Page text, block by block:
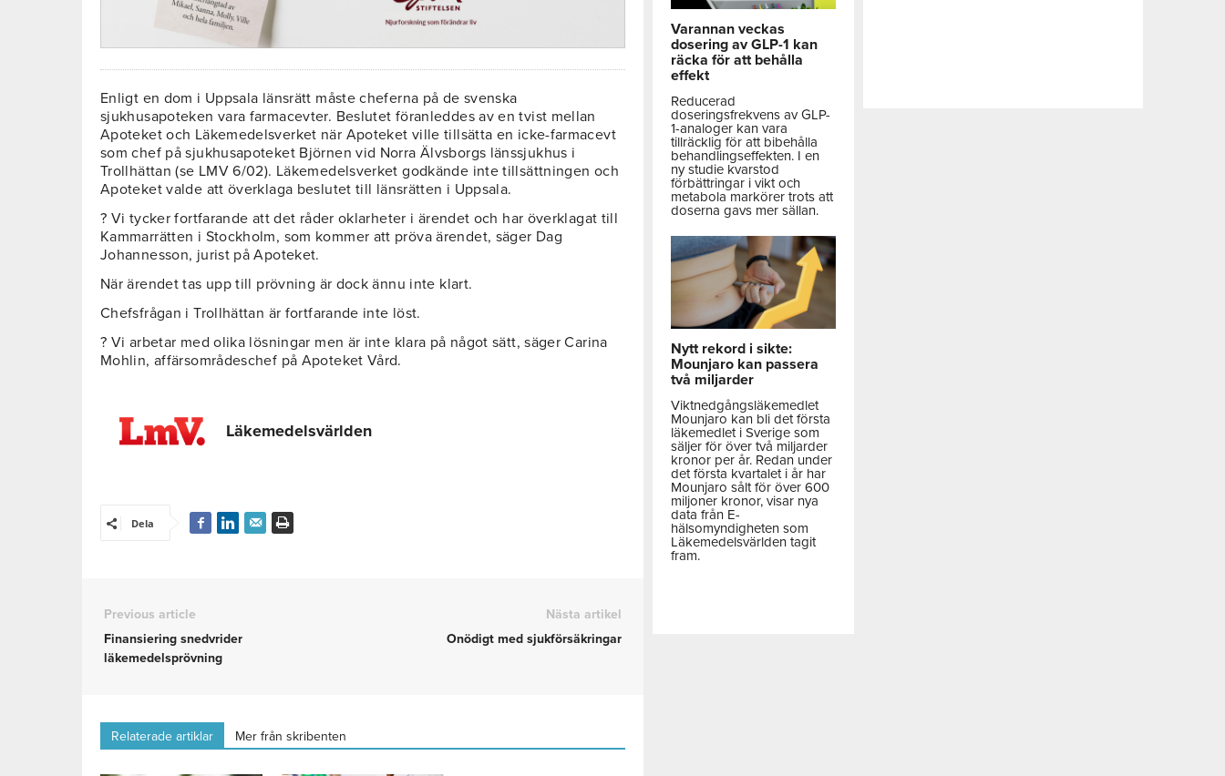
Enligt en dom i Uppsala länsrätt måste cheferna på de svenska
sjukhusapoteken vara farmacevter. Beslutet föranleddes av en tvist mellan
Apoteket och Läkemedelsverket när Apoteket ville tillsätta en icke-farmacevt
som chef på sjukhusapoteket Björnen vid Norra Älvsborgs länssjukhus i
Trollhättan (se LMV 6/02). Läkemedelsverket godkände inte tillsättningen och
Apoteket valde att överklaga beslutet till länsrätten i Uppsala.
? Vi tycker fortfarande att det råder oklarheter i ärendet och har överklagat till
Kammarrätten i Stockholm, som kommer att pröva ärendet, säger Dag
Johannesson, jurist på Apoteket.
När ärendet tas upp till prövning är dock ännu inte klart.
Chefsfrågan i Trollhättan är fortfarande inte löst.
? Vi arbetar med olika lösningar men är inte klara på något sätt, säger Carina
Mohlin, affärsområdeschef på Apoteket Vård.
Läkemedelsvärlden
Dela
Previous article
Finansiering snedvrider
läkemedelsprövning
Nästa artikel
Onödigt med sjukförsäkringar
Relaterade artiklar Mer från skribenten
Varannan veckas
dosering av GLP-1 kan
räcka för att behålla
effekt
Reducerad
doseringsfrekvens av GLP-
1-analoger kan vara
tillräcklig för att bibehålla
behandlingseffekten. I en
ny studie kvarstod
förbättringar i vikt och
metabola markörer trots att
doserna gavs mer sällan.
Nytt rekord i sikte:
Mounjaro kan passera
två miljarder
Viktnedgångsläkemedlet
Mounjaro kan bli det första
läkemedlet i Sverige som
säljer för över två miljarder
kronor per år. Redan under
det första kvartalet i år har
Mounjaro sålt för över 600
miljoner kronor, visar nya
data från E-
hälsomyndigheten som
Läkemedelsvärlden tagit
fram.